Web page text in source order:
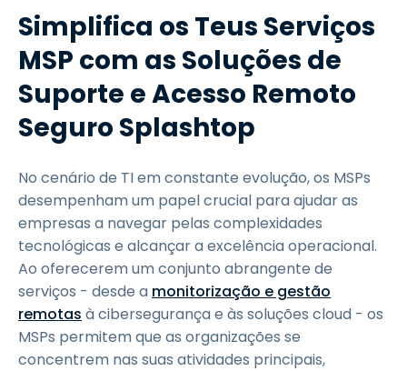
Simplifica os Teus Serviços
MSP com as Soluções de
Suporte e Acesso Remoto
Seguro Splashtop
No cenário de TI em constante evolução, os MSPs
desempenham um papel crucial para ajudar as
empresas a navegar pelas complexidades
tecnológicas e alcançar a excelência operacional.
Ao oferecerem um conjunto abrangente de
serviços - desde a monitorização e gestão
remotas à cibersegurança e às soluções cloud - os
MSPs permitem que as organizações se
concentrem nas suas atividades principais,